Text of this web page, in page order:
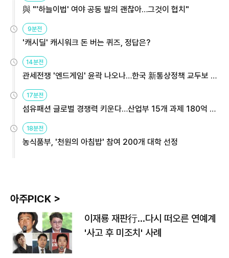
與 "'하늘이법' 여야 공동 발의 괜찮아…그것이 협치"
9분전
'캐시딜' 캐시워크 돈 버는 퀴즈, 정답은?
14분전
관세전쟁 '엔드게임' 윤곽 나오나…한국 新통상정책 교두보 활
용해야
17분전
섬유패션 글로벌 경쟁력 키운다…산업부 15개 과제 180억 지
원
18분전
농식품부, '천원의 아침밥' 참여 200개 대학 선정
아주PICK >
이재룡 재판行…다시 떠오른 연예계
'사고 후 미조치' 사례